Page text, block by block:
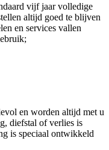
vijf jaar volledige
altijd goed te blijven
en services vallen
en worden altijd met u
diefstal of verlies is
is speciaal ontwikkeld